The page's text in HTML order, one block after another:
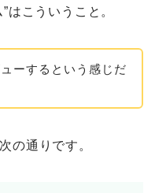
はこういうこと。
ーするという感じだ
の通りです。